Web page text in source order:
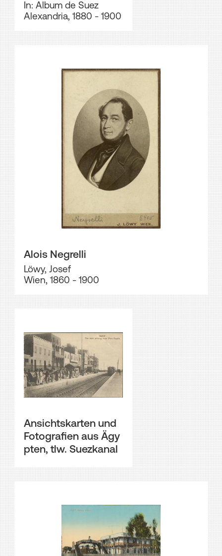
In: Album de Suez
Alexandria, 1880 - 1900
Alois Negrelli
Löwy, Josef
Wien, 1860 - 1900
Ansichtskarten und
Fotografien aus Ägy
pten, tlw. Suezkanal